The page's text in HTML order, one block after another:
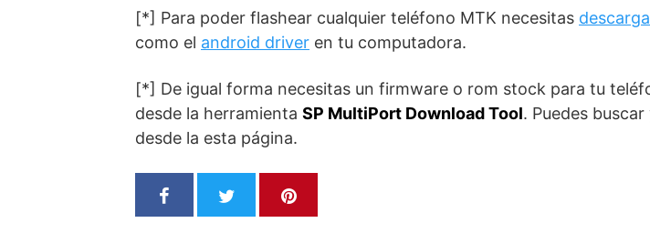
[*] Para poder flashear cualquier teléfono MTK necesitas
como el android driver en tu computadora.
[*] De igual forma necesitas un firmware o rom stock para tu
desde la herramienta SP MultiPort Download Tool. Puedes
desde la esta página.